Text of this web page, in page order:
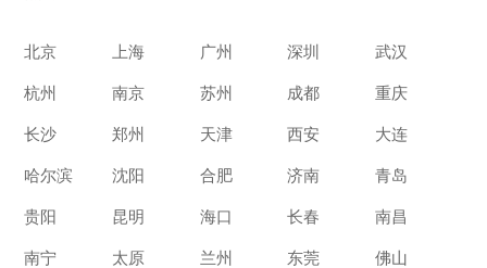
北京 上海 广州 深圳 武汉
杭州 南京 苏州 成都 重庆
长沙 郑州 天津 西安 大连
哈尔滨 沈阳 合肥 济南 青岛
贵阳 昆明 海口 长春 南昌
南宁 太原 兰州 东莞 佛山